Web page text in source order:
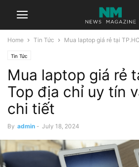
Home Tin Tức Mua laptop giá rẻ tại
Tin Tức
Mua laptop giá rẻ
Top địa chỉ uy tín
chi tiết
By admin - July 18, 2024